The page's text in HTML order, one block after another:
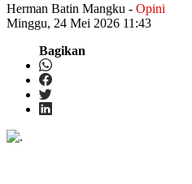
Herman Batin Mangku - Opini
Minggu, 24 Mei 2026 11:43
Bagikan